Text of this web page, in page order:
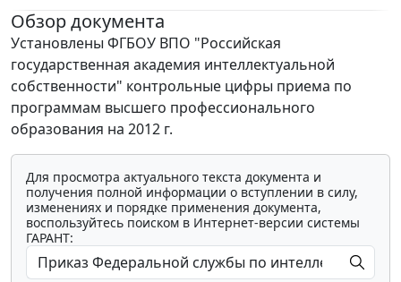
Обзор документа
Установлены ФГБОУ ВПО "Российская
государственная академия интеллектуальной
собственности" контрольные цифры приема по
программам высшего профессионального
образования на 2012 г.
Для просмотра актуального текста документа и
получения полной информации о вступлении в силу,
изменениях и порядке применения документа,
воспользуйтесь поиском в Интернет-версии системы
ГАРАНТ: